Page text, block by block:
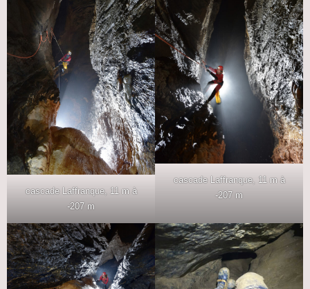
cascade Laffranque, 11 m à
-207 m
cascade Laffranque, 11 m à
-207 m